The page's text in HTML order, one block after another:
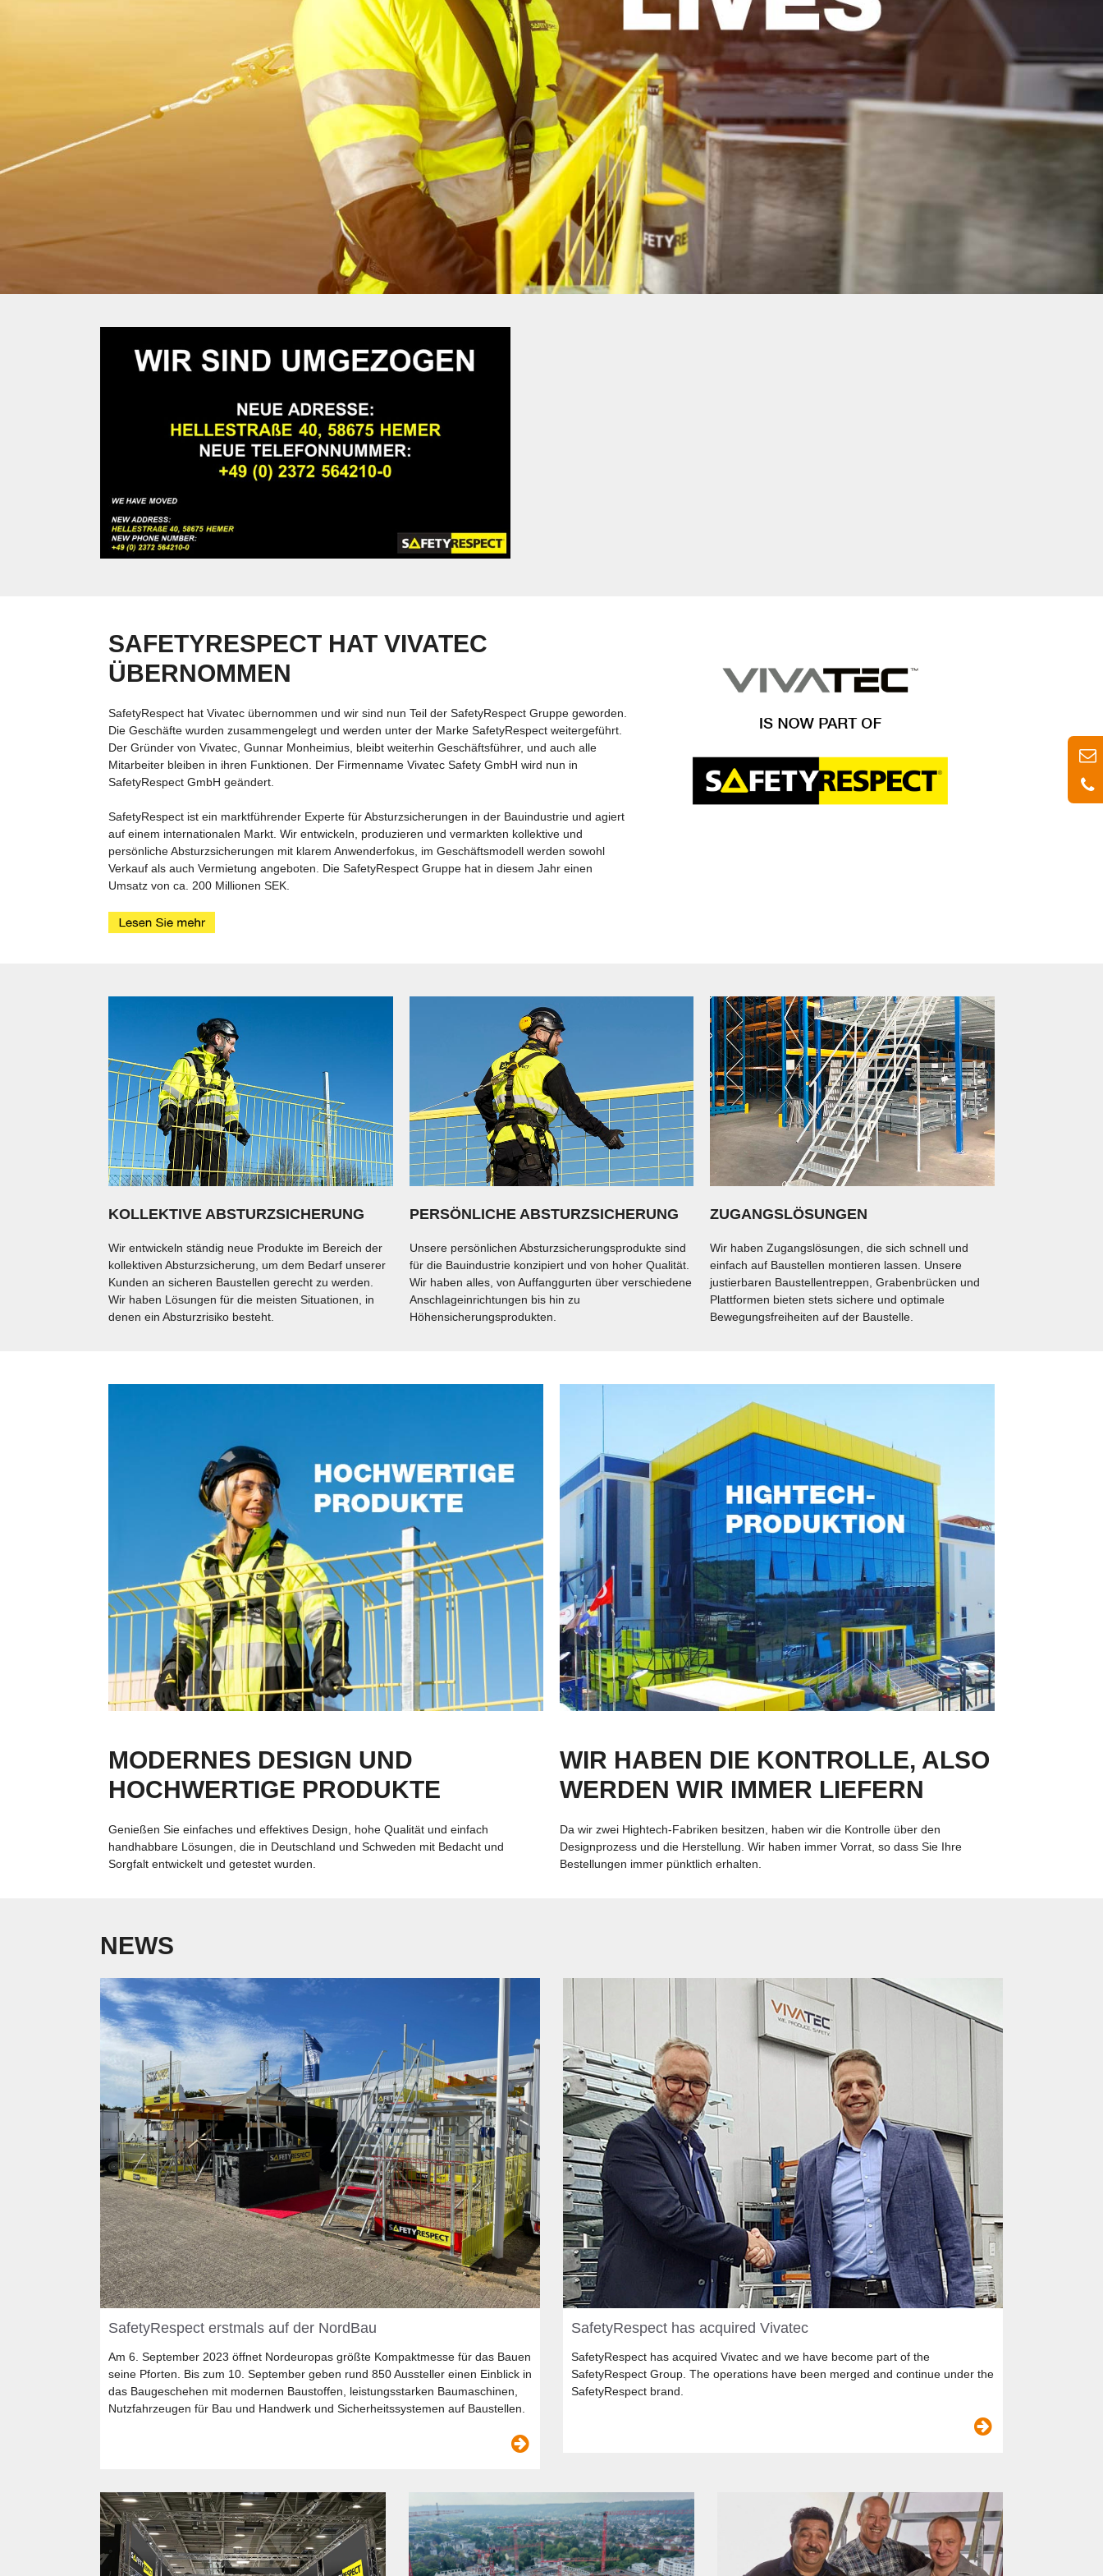
SAFETYRESPECT HAT VIVATEC
ÜBERNOMMEN
SafetyRespect hat Vivatec übernommen und wir sind nun Teil der SafetyRespect Gruppe geworden.
Die Geschäfte wurden zusammengelegt und werden unter der Marke SafetyRespect weitergeführt.
Der Gründer von Vivatec, Gunnar Monheimius, bleibt weiterhin Geschäftsführer, und auch alle
Mitarbeiter bleiben in ihren Funktionen. Der Firmenname Vivatec Safety GmbH wird nun in
SafetyRespect GmbH geändert.
SafetyRespect ist ein marktführender Experte für Absturzsicherungen in der Bauindustrie und agiert
auf einem internationalen Markt. Wir entwickeln, produzieren und vermarkten kollektive und
persönliche Absturzsicherungen mit klarem Anwenderfokus, im Geschäftsmodell werden sowohl
Verkauf als auch Vermietung angeboten. Die SafetyRespect Gruppe hat in diesem Jahr einen
Umsatz von ca. 200 Millionen SEK.
KOLLEKTIVE ABSTURZSICHERUNG
Wir entwickeln ständig neue Produkte im Bereich der
kollektiven Absturzsicherung, um dem Bedarf unserer
Kunden an sicheren Baustellen gerecht zu werden.
Wir haben Lösungen für die meisten Situationen, in
denen ein Absturzrisiko besteht.
PERSÖNLICHE ABSTURZSICHERUNG
Unsere persönlichen Absturzsicherungsprodukte sind
für die Bauindustrie konzipiert und von hoher Qualität.
Wir haben alles, von Auffanggurten über verschiedene
Anschlageinrichtungen bis hin zu
Höhensicherungsprodukten.
ZUGANGSLÖSUNGEN
Wir haben Zugangslösungen, die sich schnell und
einfach auf Baustellen montieren lassen. Unsere
justierbaren Baustellentreppen, Grabenbrücken und
Plattformen bieten stets sichere und optimale
Bewegungsfreiheiten auf der Baustelle.
MODERNES DESIGN UND
HOCHWERTIGE PRODUKTE
Genießen Sie einfaches und effektives Design, hohe Qualität und einfach
handhabbare Lösungen, die in Deutschland und Schweden mit Bedacht und
Sorgfalt entwickelt und getestet wurden.
WIR HABEN DIE KONTROLLE, ALSO
WERDEN WIR IMMER LIEFERN
Da wir zwei Hightech-Fabriken besitzen, haben wir die Kontrolle über den
Designprozess und die Herstellung. Wir haben immer Vorrat, so dass Sie Ihre
Bestellungen immer pünktlich erhalten.
NEWS
SafetyRespect erstmals auf der NordBau
Am 6. September 2023 öffnet Nordeuropas größte Kompaktmesse für das Bauen
seine Pforten. Bis zum 10. September geben rund 850 Aussteller einen Einblick in
das Baugeschehen mit modernen Baustoffen, leistungsstarken Baumaschinen,
Nutzfahrzeugen für Bau und Handwerk und Sicherheitssystemen auf Baustellen.
SafetyRespect has acquired Vivatec
SafetyRespect has acquired Vivatec and we have become part of the
SafetyRespect Group. The operations have been merged and continue under the
SafetyRespect brand.